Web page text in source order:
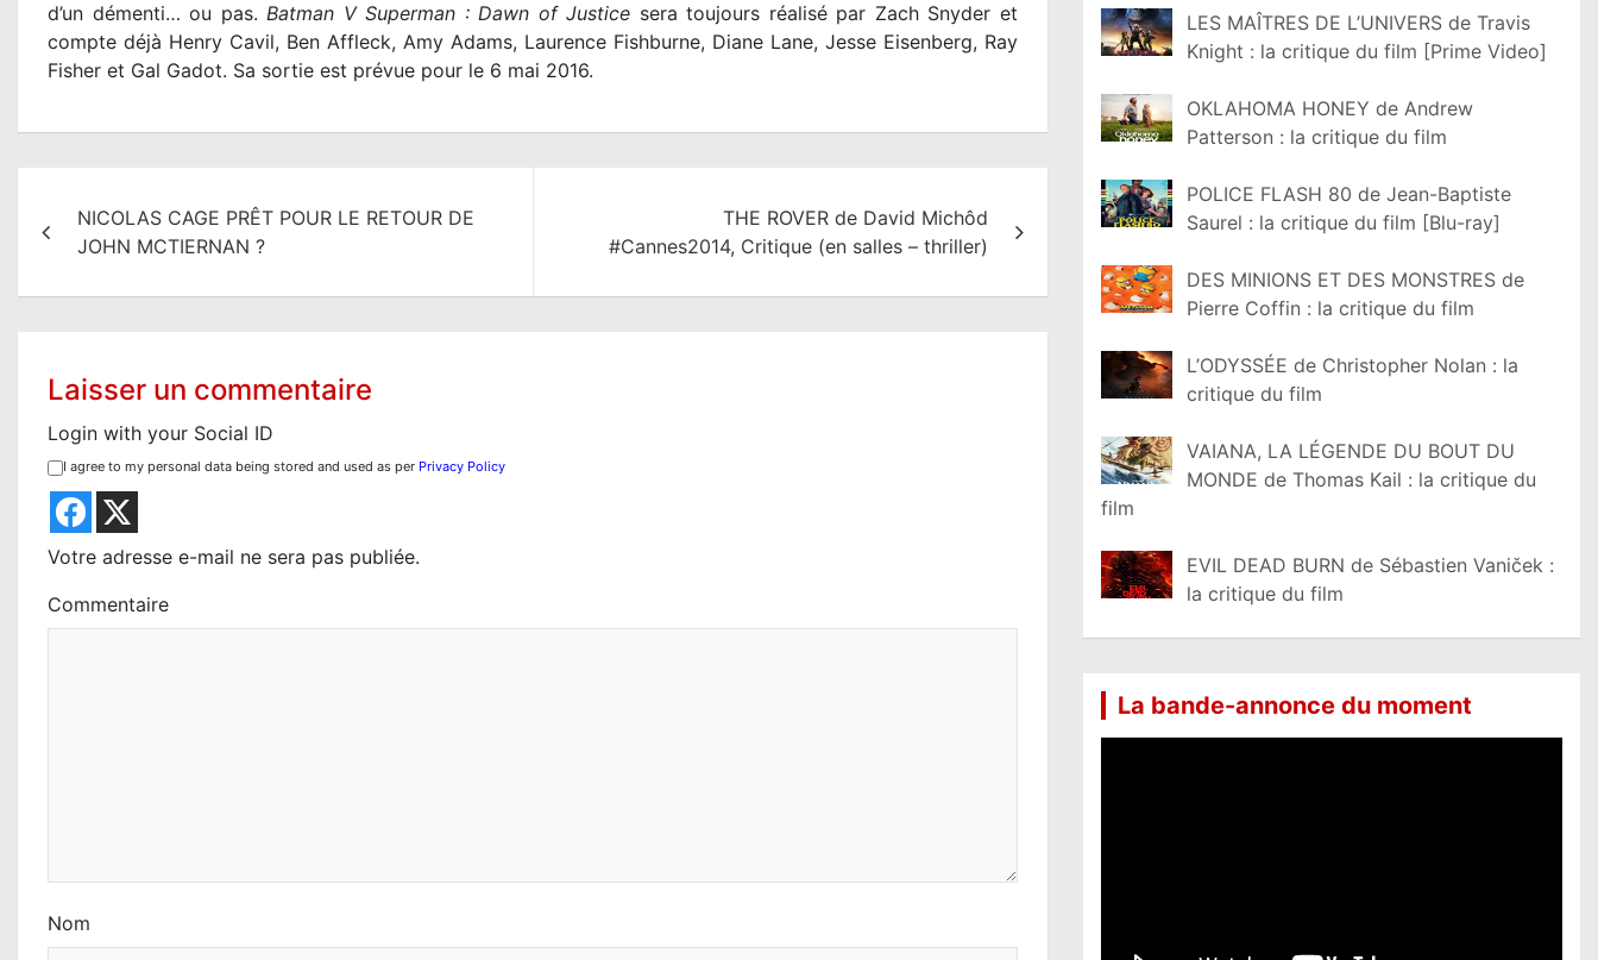
d’un démenti… ou pas.Batman V Superman : Dawn of Justice sera toujours réalisé par Zach Snyder et
compte déjà Henry Cavil, Ben Affleck, Amy Adams, Laurence Fishburne, Diane Lane, Jesse Eisenberg, Ray
Fisher et Gal Gadot. Sa sortie est prévue pour le 6 mai 2016.
NICOLAS CAGE PRÊT POUR LE RETOUR DE
JOHN MCTIERNAN ?
THE ROVER de David Michôd
#Cannes2014, Critique (en salles – thriller)
Laisser un commentaire
Login with your Social ID
I agree to my personal data being stored and used as per Privacy Policy
Votre adresse e-mail ne sera pas publiée.
Commentaire
Nom
LES MAÎTRES DE L’UNIVERS de Travis
Knight : la critique du film [Prime Video]
OKLAHOMA HONEY de Andrew
Patterson : la critique du film
POLICE FLASH 80 de Jean-Baptiste
Saurel : la critique du film [Blu-ray]
DES MINIONS ET DES MONSTRES de
Pierre Coffin : la critique du film
L’ODYSSÉE de Christopher Nolan : la
critique du film
VAIANA, LA LÉGENDE DU BOUT DU
MONDE de Thomas Kail : la critique du
film
EVIL DEAD BURN de Sébastien Vaniček :
la critique du film
La bande-annonce du moment